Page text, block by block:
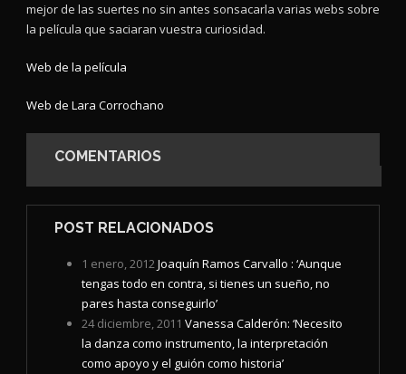
mejor de las suertes no sin antes sonsacarla varias webs sobre
la película que saciaran vuestra curiosidad.
Web de la película
Web de Lara Corrochano
COMENTARIOS
POST RELACIONADOS
1 enero, 2012Joaquín Ramos Carvallo : ‘Aunque
tengas todo en contra, si tienes un sueño, no
pares hasta conseguirlo’
24 diciembre, 2011 Vanessa Calderón: ‘Necesito
la danza como instrumento, la interpretación
como apoyo y el guión como historia’